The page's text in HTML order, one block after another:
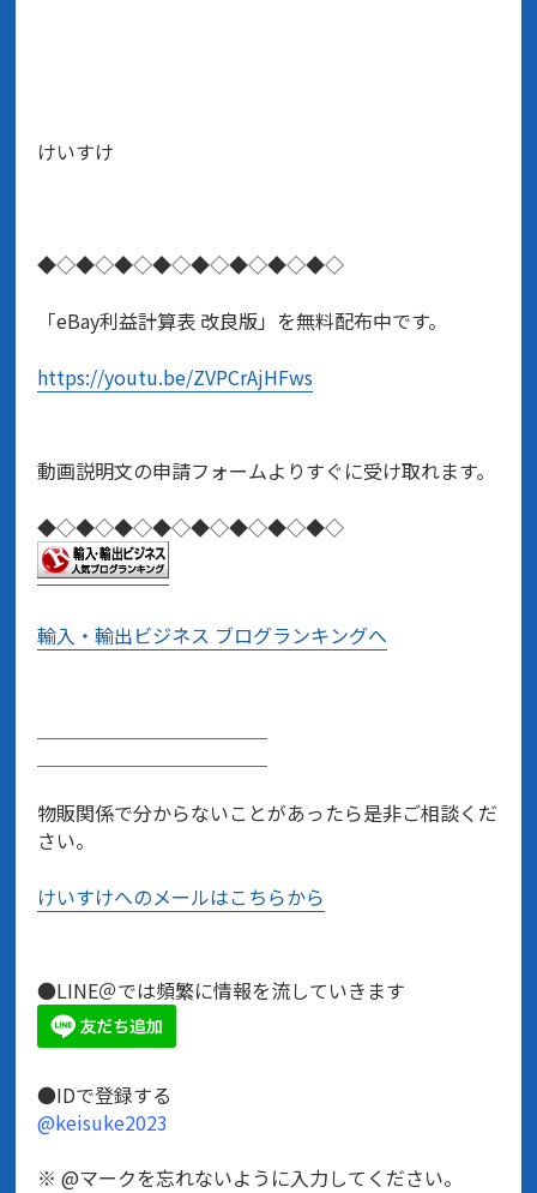
けいすけ
◆◇◆◇◆◇◆◇◆◇◆◇◆◇◆◇
「eBay利益計算表 改良版」を無料配布中です。
https://youtu.be/ZVPCrAjHFws
動画説明文の申請フォームよりすぐに受け取れます。
◆◇◆◇◆◇◆◇◆◇◆◇◆◇◆◇
輸入・輸出ビジネス ブログランキングへ
物販関係で分からないことがあったら是非ご相談くだ
さい。
けいすけへのメールはこちらから
●LINE＠では頻繁に情報を流していきます
●IDで登録する
@keisuke2023
※ @マークを忘れないように入力してください。